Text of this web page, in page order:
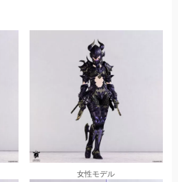
女性モデル